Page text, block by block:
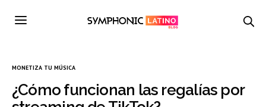
MONETIZA TU MÚSICA
¿Cómo funcionan las regalías por